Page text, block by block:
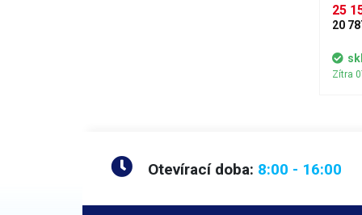
tak o
také
který
páčky
25
20
Zítra
Otevírací doba: 8:00 - 16:00